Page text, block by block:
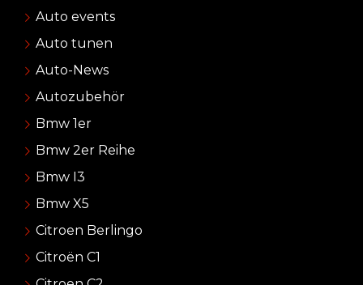
Auto events
Auto tunen
Auto-News
Autozubehör
Bmw 1er
Bmw 2er Reihe
Bmw I3
Bmw X5
Citroen Berlingo
Citroën C1